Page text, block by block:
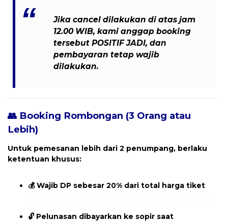
Jika cancel dilakukandi atas jam
12.00 WIB, kami anggap booking
tersebutPOSITIF JADI, dan
pembayaran tetap wajib
dilakukan.
👥 Booking Rombongan (3 Orang atau
Lebih)
Untuk pemesanan lebih dari 2 penumpang, berlaku
ketentuan khusus:
💰Wajib DP sebesar 20% dari total harga tiket
🔓 Pelunasan dibayarkan ke sopir saat